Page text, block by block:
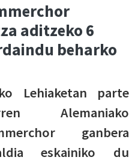
aditzeko 6
beharko
Lehiaketan parte
Alemaniako
ganbera
eskainiko du